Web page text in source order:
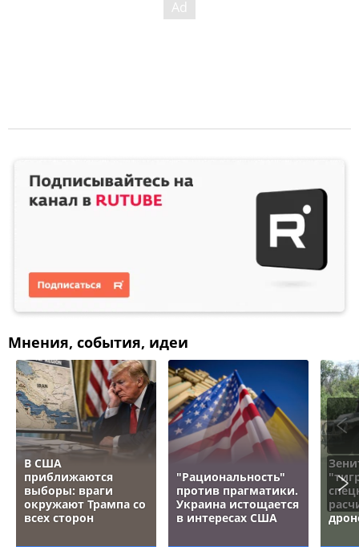
Мнения, события, идеи
В США
приближаются
выборы: враги
окружают Трампа со
всех сторон
"Рациональность"
против прагматики.
Украина истощается
в интересах США